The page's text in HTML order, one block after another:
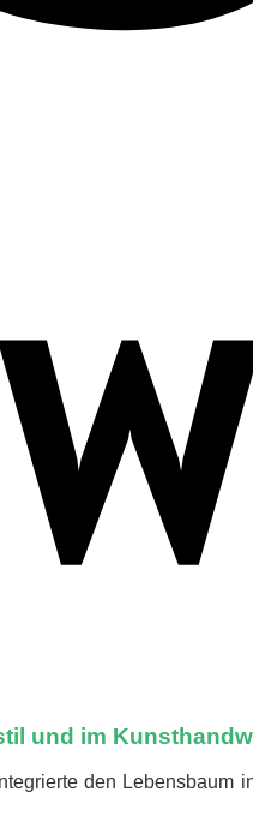
und im
den Lebensbaum